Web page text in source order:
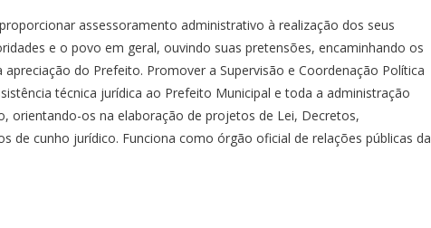
assessoramento administrativo à realização dos seus
e o povo em geral, ouvindo suas pretensões, encaminhando os
do Prefeito. Promover a Supervisão e Coordenação Política
técnica jurídica ao Prefeito Municipal e toda a administração
orientando-os na elaboração de projetos de Lei, Decretos,
de cunho jurídico. Funciona como órgão oficial de relações públicas da